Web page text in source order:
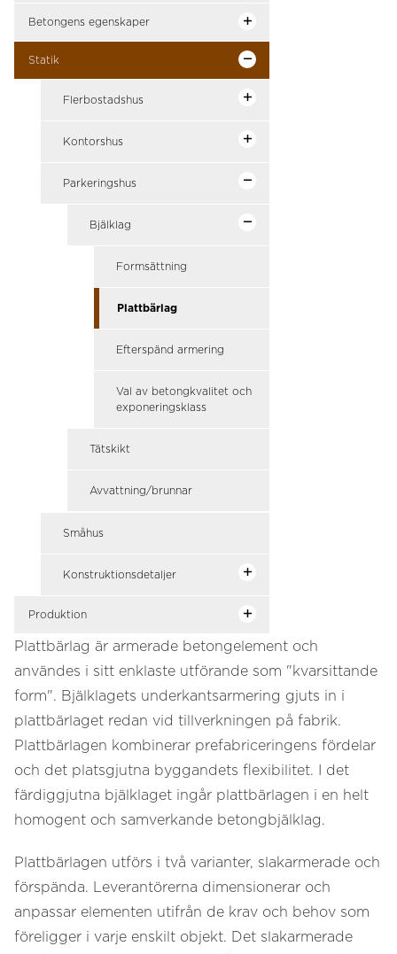
Betongens egenskaper
Statik
Flerbostadshus
Kontorshus
Parkeringshus
Bjälklag
Formsättning
Plattbärlag
Efterspänd armering
Val av betongkvalitet och
exponeringsklass
Tätskikt
Avvattning/brunnar
Småhus
Konstruktionsdetaljer
Produktion
Plattbärlag är armerade betongelement och
användes i sitt enklaste utförande som "kvarsittande
form". Bjälklagets underkantsarmering gjuts in i
plattbärlaget redan vid tillverkningen på fabrik.
Plattbärlagen kombinerar prefabriceringens fördelar
och det platsgjutna byggandets flexibilitet. I det
färdiggjutna bjälklaget ingår plattbärlagen i en helt
homogent och samverkande betongbjälklag.
Plattbärlagen utförs i två varianter, slakarmerade och
förspända. Leverantörerna dimensionerar och
anpassar elementen utifrån de krav och behov som
föreligger i varje enskilt objekt. Det slakarmerade